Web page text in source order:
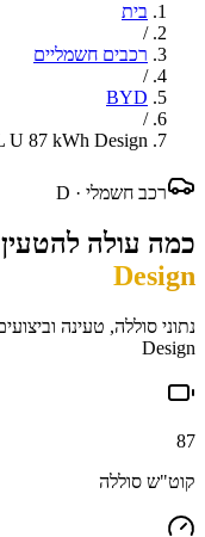
בית
/
רכבים חשמליים
/
BYD
/
U 87 kWh Design
רכב חשמלי · D
כמה עולה להטעין
Design
נתוני סוללה, טעינה
Design
87
קוט"ש סוללה